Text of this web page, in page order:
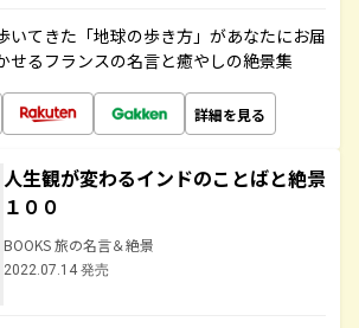
いてきた「地球の歩き方」があなたにお届
せるフランスの名言と癒やしの絶景集
詳細を見る
人生観が変わるインドのことばと絶景
１００
BOOKS 旅の名言＆絶景
2022.07.14 発売